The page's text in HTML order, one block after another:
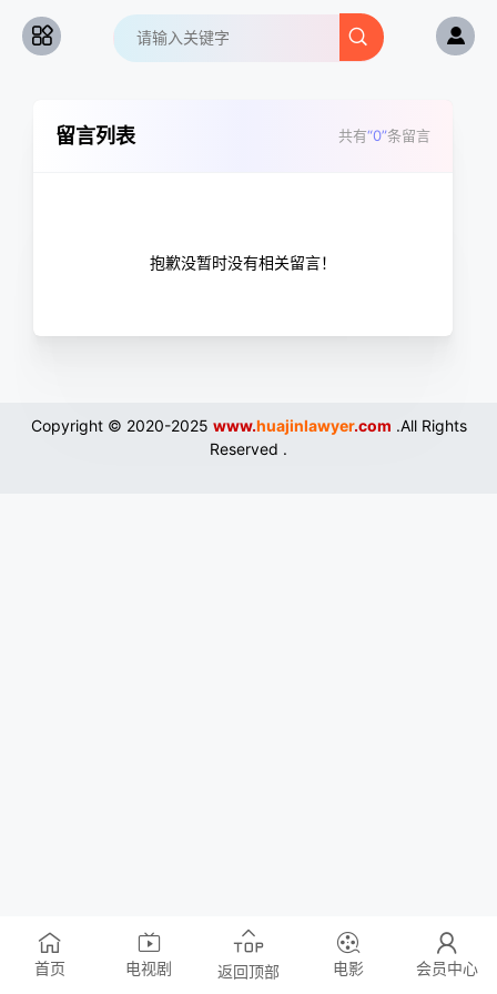
留言列表 共有“0”条留言
抱歉没暂时没有相关留言！
Copyright © 2020-2025 www.huajinlawyer.com .All Rights
Reserved .
首页 电视剧 返回顶部 电影 会员中心